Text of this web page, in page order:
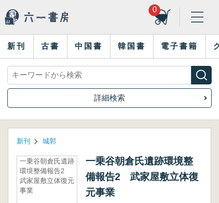
0
新刊 古書 中国書 韓国書 電子書籍
詳細検索
新刊 城郭
一乗谷朝倉氏遺跡
環境整備報告2
武家屋敷立体復元
事業
一乗谷朝倉氏遺跡環境整
備報告2 武家屋敷立体復
元事業